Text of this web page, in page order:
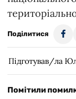
Поділитися
Підготував/ла
Помітили